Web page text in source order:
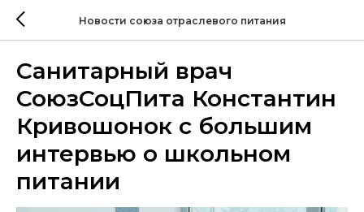
Новости союза отраслевого питания
Санитарный врач
СоюзСоцПита Константин
Кривошонок с большим
интервью о школьном
питании